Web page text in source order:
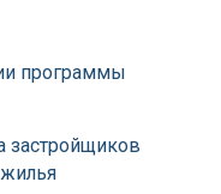
программы
застройщиков